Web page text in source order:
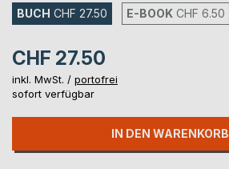
BUCH CHF 27.50 E-BOOK CHF 6.50
CHF 27.50
inkl. MwSt. / portofrei
sofort verfügbar
IN DEN WARENKORB